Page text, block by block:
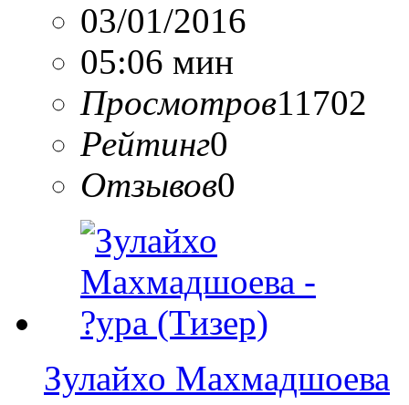
03/01/2016
05:06 мин
Просмотров11702
Рейтинг0
Отзывов0
Зулайхо Махмадшоева